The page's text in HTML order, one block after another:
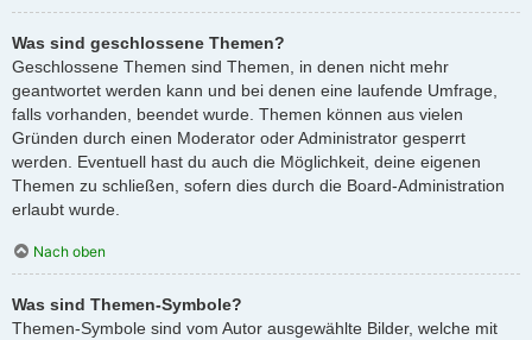
Was sind geschlossene Themen?
Geschlossene Themen sind Themen, in denen nicht mehr
geantwortet werden kann und bei denen eine laufende Umfrage,
falls vorhanden, beendet wurde. Themen können aus vielen
Gründen durch einen Moderator oder Administrator gesperrt
werden. Eventuell hast du auch die Möglichkeit, deine eigenen
Themen zu schließen, sofern dies durch die Board-Administration
erlaubt wurde.
Nach oben
Was sind Themen-Symbole?
Themen-Symbole sind vom Autor ausgewählte Bilder, welche mit